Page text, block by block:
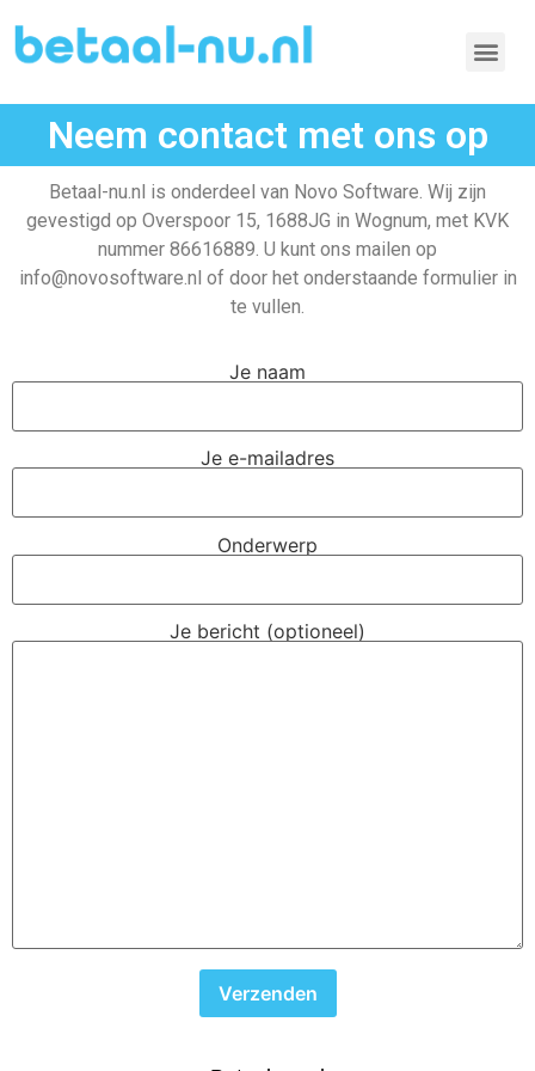
Neem contact met ons op
Betaal-nu.nl is onderdeel van Novo Software. Wij zijn
gevestigd op Overspoor 15, 1688JG in Wognum, met KVK
nummer 86616889. U kunt ons mailen op
info@novosoftware.nl of door het onderstaande formulier in
te vullen.
Je naam
Je e-mailadres
Onderwerp
Je bericht (optioneel)